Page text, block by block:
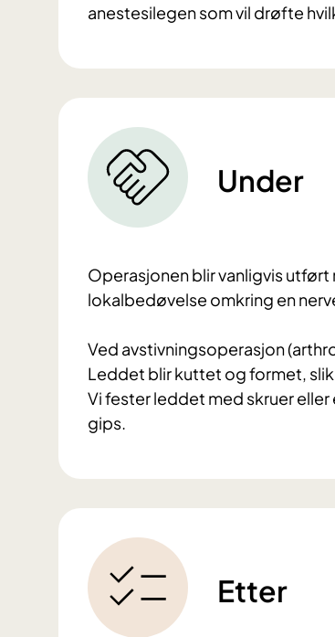
anestesilegen som vil drøfte
Under
Operasjonen blir vanligvis
lokalbedøvelse omkring en
Ved avstivningsoperasjon
Leddet blir kuttet og formet,
Vi fester leddet med skruer
gips.
Etter